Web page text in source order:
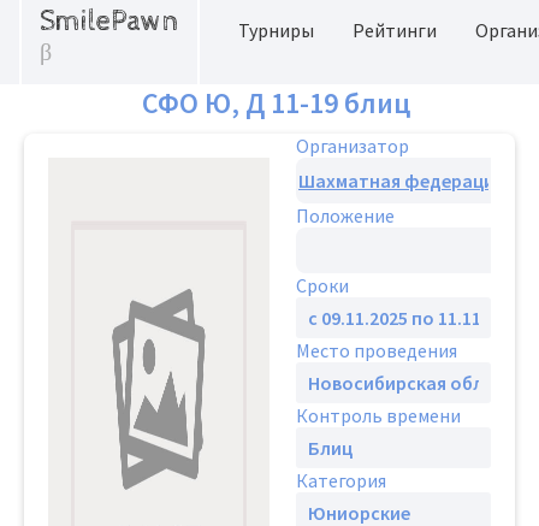
SmilePawn
β
Турниры Рейтинги
СФО Ю, Д 11-19 блиц
Организатор
Положение
Сроки
Место проведения
Контроль времени
Категория